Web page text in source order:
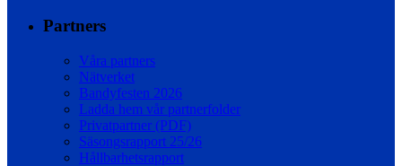
Partners
Våra partners
Nätverket
Bandyfesten 2026
Ladda hem vår partnerfolder
Privatpartner (PDF)
Säsongsrapport 25/26
Hållbarhetsrapport